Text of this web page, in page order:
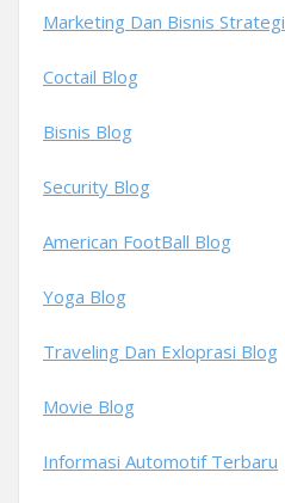
Marketing Dan Bisnis Strategi
Coctail Blog
Bisnis Blog
Security Blog
American FootBall Blog
Yoga Blog
Traveling Dan Exloprasi Blog
Movie Blog
Informasi Automotif Terbaru